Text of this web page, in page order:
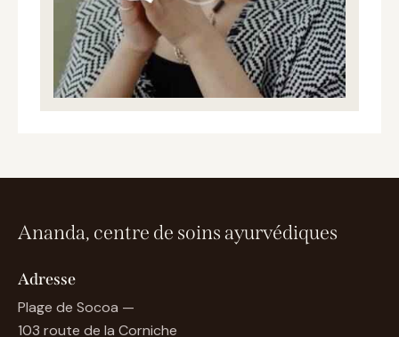
Ananda, centre de soins ayurvédiques
Adresse
Plage de Socoa —
103 route de la Corniche